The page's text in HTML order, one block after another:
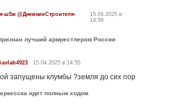
ш5ж @ДневникСтроителя-
15.04.2025 в
14:56
лучший армрестлером России
15.04.2025 в 14:55
запущены клумбы ?земля до сих пор
идет полным ходом